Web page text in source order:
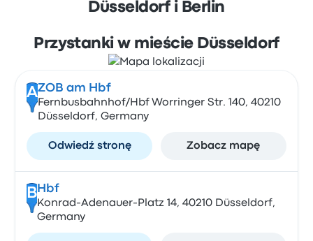
Düsseldorf i Berlin
Przystanki w mieście Düsseldorf
AZOB am Hbf
Fernbusbahnhof/Hbf Worringer Str. 140, 40210
Düsseldorf, Germany
Odwiedź stronę Zobacz mapę
B Hbf
Konrad-Adenauer-Platz 14, 40210 Düsseldorf,
Germany